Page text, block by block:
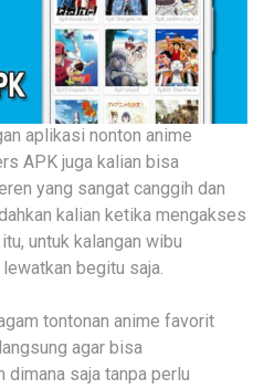
aplikasi nonton anime
APK juga kalian bisa
yang sangat canggih dan
kalian ketika mengakses
untuk kalangan wibu
begitu saja.
tontonan anime favorit
agar bisa
dimana saja tanpa perlu